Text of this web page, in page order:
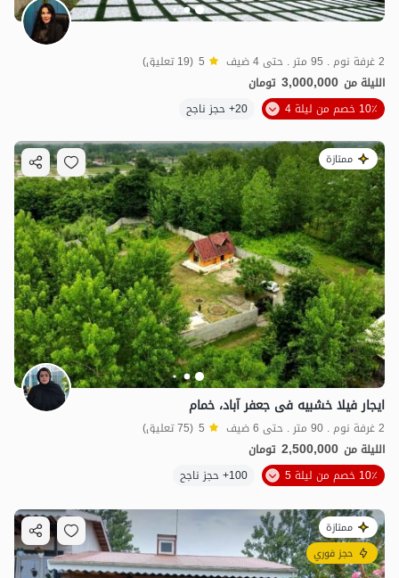
2 غرفة نوم . 95 متر . حتى 4 ضيف 5 (19 تعليق)
الليلة من 3,000,000 تومان
10٪ خصم من ليلة 4
20+ حجز ناجح
ممتازة
ایجار فیلا خشبیه فی جعفر آباد، خمام
2 غرفة نوم . 90 متر . حتى 6 ضيف 5 (75 تعليق)
الليلة من 2,500,000 تومان
10٪ خصم من ليلة 5
100+ حجز ناجح
ممتازة
حجز فوري